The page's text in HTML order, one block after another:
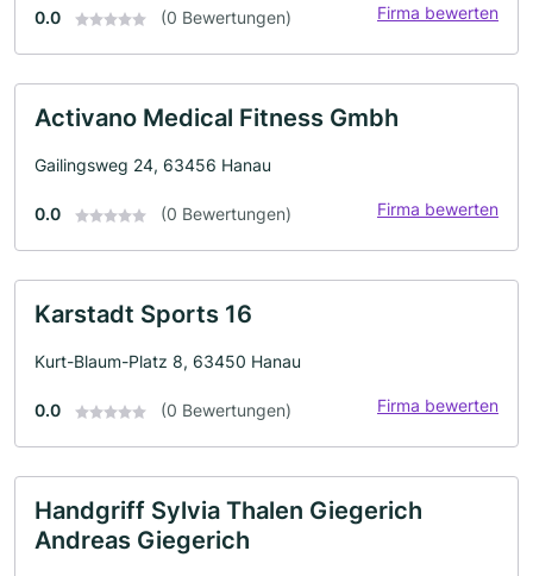
0.0 (0 Bewertungen) Firma bewerten
Activano Medical Fitness Gmbh
Gailingsweg 24, 63456 Hanau
0.0 (0 Bewertungen) Firma bewerten
Karstadt Sports 16
Kurt-Blaum-Platz 8, 63450 Hanau
0.0 (0 Bewertungen) Firma bewerten
Handgriff Sylvia Thalen Giegerich
Andreas Giegerich